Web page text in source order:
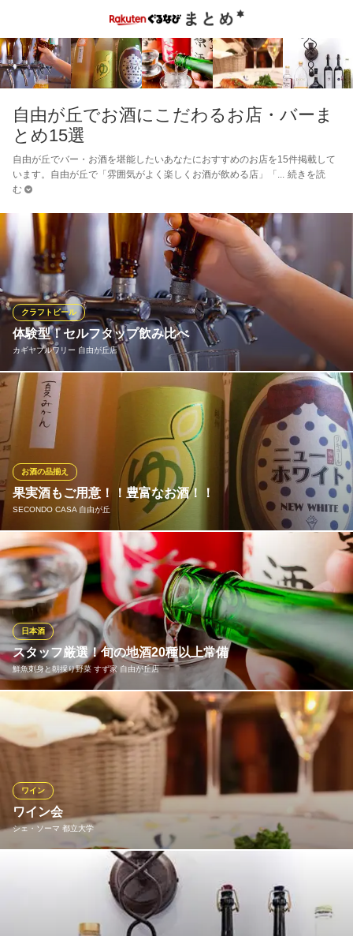
自由が丘でお酒にこだわるお店・バーま
とめ15選
自由が丘でバー・お酒を堪能したいあなたにおすすめのお店を15件掲載して
います。自由が丘で「雰囲気がよく楽しくお酒が飲める店」「
続きを読
む
体験型！セルフタップ飲み比べ
カギヤブルワリー 自由が丘店
クラフトビール
当店最大の魅力は、自分で注ぐ「セルフタップ」体験 ！ 『天国』
『楽しい』と大好評。常時8～10種のビールを「半分だけ」注いで
全種制覇もOK 。 飲み比べこそクラフトビールの醍醐味です！
カギヤブルワリー 自由が丘店
クラフトビール飲み放題
東急大井町線自由が丘駅 徒歩3分
東京都世田谷区奥沢5-42-3 トレインチ自由が丘
果実酒もご用意！！豊富なお酒！！
SECONDO CASA 自由が丘
お酒の品揃え
お酒は好きでもワインやビールは苦手な方に！梅酒をはじめ色々
な果実酒、焼酎、ウィスキーなどもご用意してます！！
SECONDO CASA 自由が丘
隠れ家駅近町イタリアン
東急東横線自由が丘駅正面口 徒歩1分
東京都目黒区自由が丘1-12-4 平野ビル2・3F
スタッフ厳選！旬の地酒20種以上常備
鮮魚刺身と朝採り野菜 すず家 自由が丘店
日本酒
料理との相性を踏まえてスタッフが全国各地から厳選した日本酒
を週替りでご用意しております！季節限定、本数限定の銘柄もご
ざいますので、なくなり次第終了＆続々新商品も入荷中！希少価
値の高い日本酒も順次入荷しております。来る度に新しい味に出
会えるかも？！詳しくはスタッフまでお問い合わせください。
鮮魚刺身と朝採り野菜 すず家 自由が丘店
東急東横線自由ヶ丘駅正面出口 徒歩3分
東京都目黒区自由が丘1-3-21 ハイブリッジビルB1
ワイン会
シェ・ソーマ 都立大学
ワイン
毎月第二木曜日の19：00より開催。シャンパンから始まり、白・
赤・デザートワインを毎回５アイテムお飲みになれます。 一夜限
りのワインと料理のマリアージュを楽しむ会で、堅苦しくなくワ
インの勉強が出来ます。参加費10,000円（税込） 定員１８名様ま